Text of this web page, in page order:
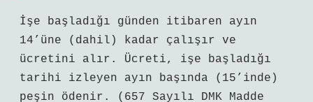
İşe başladığı günden itibaren ayın
14’üne (dahil) kadar çalışır ve
ücretini alır. Ücreti, işe başladığı
tarihi izleyen ayın başında (15’inde)
peşin ödenir. (657 Sayılı DMK Madde